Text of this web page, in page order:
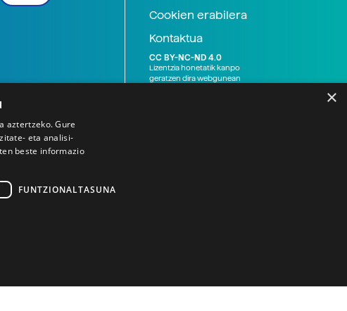
Cookien erabilera
Kontaktua
CC BY-NC-ND 4.0
Lizentzia honetatik kanpo
geratzen dira webgunean
×
aztertzeko. Gure
eta analisi-
beste informazio
FUNTZIONALTASUNA